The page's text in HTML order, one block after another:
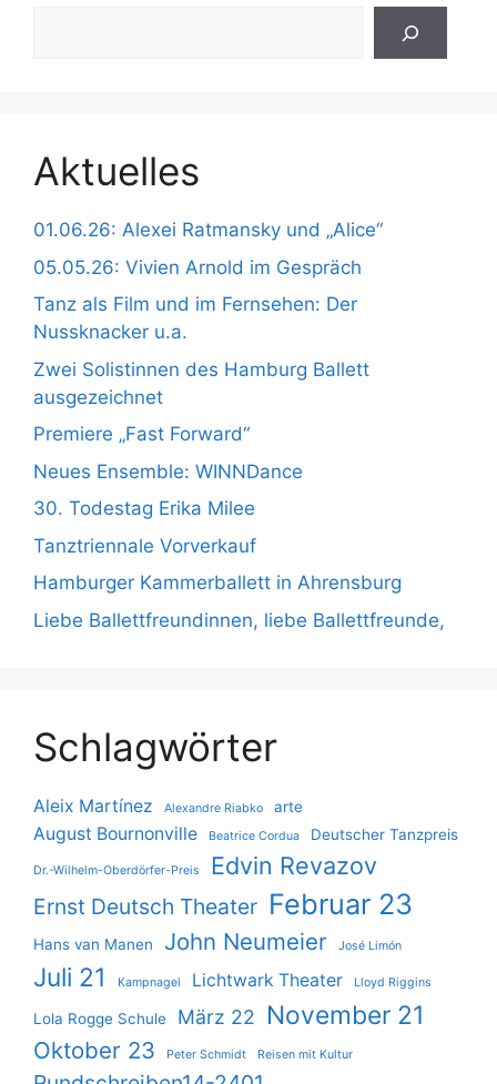
Aktuelles
01.06.26: Alexei Ratmansky und „Alice“
05.05.26: Vivien Arnold im Gespräch
Tanz als Film und im Fernsehen: Der
Nussknacker u.a.
Zwei Solistinnen des Hamburg Ballett
ausgezeichnet
Premiere „Fast Forward“
Neues Ensemble: WINNDance
30. Todestag Erika Milee
Tanztriennale Vorverkauf
Hamburger Kammerballett in Ahrensburg
Liebe Ballettfreundinnen, liebe Ballettfreunde,
Schlagwörter
Aleix Martínez Alexandre Riabko arte
August Bournonville Beatrice Cordua Deutscher Tanzpreis
Dr.-Wilhelm-Oberdörfer-Preis Edvin Revazov
Ernst Deutsch Theater Februar 23
Hans van Manen John Neumeier José Limón
Juli 21 Kampnagel Lichtwark Theater Lloyd Riggins
Lola Rogge Schule März 22 November 21
Oktober 23 Peter Schmidt Reisen mit Kultur